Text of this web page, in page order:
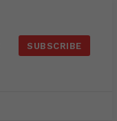
SUBSCRIBE